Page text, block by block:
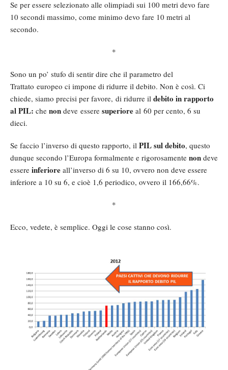
Se per essere selezionato alle olimpiadi sui 100 metri devo fare
10 secondi massimo, come minimo devo fare 10 metri al
secondo.
*
Sono un po’ stufo di sentir dire che il parametro del
Trattato europeo ci impone di ridurre il debito. Non è così. Ci
chiede, siamo precisi per favore, di ridurre il debito in rapporto
al PIL: che non deve essere superiore al 60 per cento, 6 su
dieci.
Se faccio l’inverso di questo rapporto, il PIL sul debito, questo
dunque secondo l’Europa formalmente e rigorosamente non deve
essere inferiore all’inverso di 6 su 10, ovvero non deve essere
inferiore a 10 su 6, e cioè 1,6 periodico, ovvero il 166,66%.
*
Ecco, vedete, è semplice. Oggi le cose stanno così.